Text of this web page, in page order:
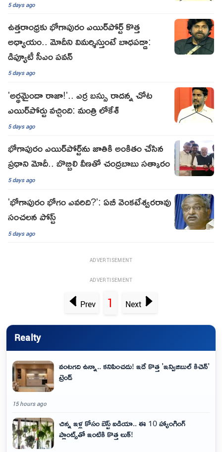
5 days ago
ఉత్తరాంధ్రకు భోగాపురం ఎయిర్‌పోర్ట్ కొత్త
అధ్యాయం.. మోదీని విమర్శిస్తుంటే బాధపడ్డా:
డిప్యూటీ సీఎం పవన్
5 days ago
'అర్థమైందా రాజా!'.. ఎర్ర బ‌స్సు రాద‌న్న చోట‌
ఎయిర్‌పోర్టు వ‌చ్చింది: మంత్రి లోకేశ్‌
5 days ago
భోగాపురం ఎయిర్‌పోర్ట్‌ను జాతికి అంకితం చేసిన
ప్రధాని మోదీ.. బొబ్బిలి వీణతో చంద్రబాబు సత్కారం
5 days ago
'భోగాపురం భోగం ఎవరిది?': ఏబీ వెంకటేశ్వరరావు
సంచలన పోస్ట్
5 days ago
ADVERTISEMENT
ADVERTISEMENT
Prev 1 Next
Realty
వంటగది ఉన్నా.. కనిపించదు! ఇదే కొత్త 'ఇన్విజిబుల్ కిచెన్'
ట్రెండ్
15 hours ago
చిన్న ఇళ్ల కోసం బెస్ట్ ఐడియా.. ఈ 10 హ్యాంగింగ్
ప్లాంట్స్‌తో ఇంటికి కొత్త లుక్!